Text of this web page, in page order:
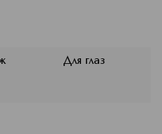
пигменты и удобные
которые экономят время
эффект без сложных
Для глаз